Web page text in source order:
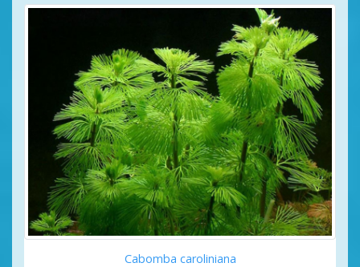
Cabomba caroliniana